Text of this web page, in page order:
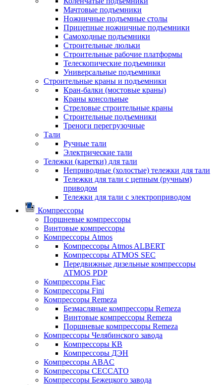
Мачтовые подъемники
Ножничные подъемные столы
Прицепные ножничные подъемники
Самоходные подъемники
Строительные люльки
Строительные рабочие платформы
Телескопические подъемники
Универсальные подъемники
Строительные краны и подъемники
Кран-балки (мостовые краны)
Краны консольные
Стреловые строительные краны
Строительные подъемники
Треноги перегрузочные
Тали
Ручные тали
Электрические тали
Тележки (каретки) для тали
Неприводные (холостые) тележки для тали
Тележки для тали с цепным (ручным)
приводом
Тележки для тали с электроприводом
Компрессоры
Поршневые компрессоры
Винтовые компрессоры
Компрессоры Atmos
Компрессоры Atmos ALBERT
Компрессоры ATMOS SEC
Передвижные дизельные компрессоры
ATMOS PDP
Компрессоры Fiac
Компрессоры Fini
Компрессоры Remeza
Безмасляные компрессоры Remeza
Винтовые компрессоры Remeza
Поршневые компрессоры Remeza
Компрессоры Челябинского завода
Компрессоры КВ
Компрессоры ДЭН
Компрессоры ABAC
Компрессоры CECCATO
Компрессоры Бежецкого завода